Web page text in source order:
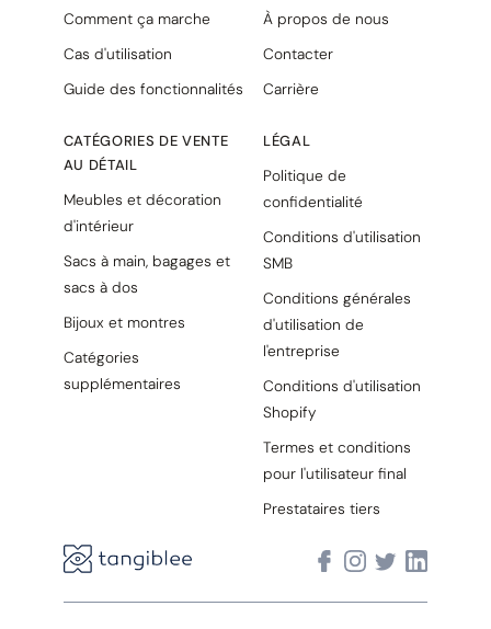
Comment ça marche
Cas d'utilisation
Guide des fonctionnalités
CATÉGORIES DE VENTE
AU DÉTAIL
Meubles et décoration
d'intérieur
Sacs à main, bagages et
sacs à dos
Bijoux et montres
Catégories
supplémentaires
À propos de nous
Contacter
Carrière
LÉGAL
Politique de
confidentialité
Conditions d'utilisation
SMB
Conditions générales
d'utilisation de
l'entreprise
Conditions d'utilisation
Shopify
Termes et conditions
pour l'utilisateur final
Prestataires tiers